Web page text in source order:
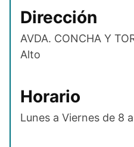
Dirección
AVDA. CONCHA Y
Alto
Horario
Lunes a Viernes de 8